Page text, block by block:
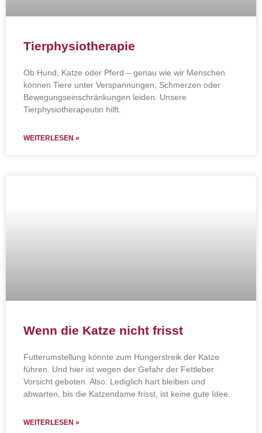
Tierphysiotherapie
Ob Hund, Katze oder Pferd – genau wie wir Menschen
können Tiere unter Verspannungen, Schmerzen oder
Bewegungseinschränkungen leiden. Unsere
Tierphysiotherapeutin hilft.
WEITERLESEN »
Wenn die Katze nicht frisst
Futterumstellung könnte zum Hungerstreik der Katze
führen. Und hier ist wegen der Gefahr der Fettleber
Vorsicht geboten. Also: Lediglich hart bleiben und
abwarten, bis die Katzendame frisst, ist keine gute Idee.
WEITERLESEN »